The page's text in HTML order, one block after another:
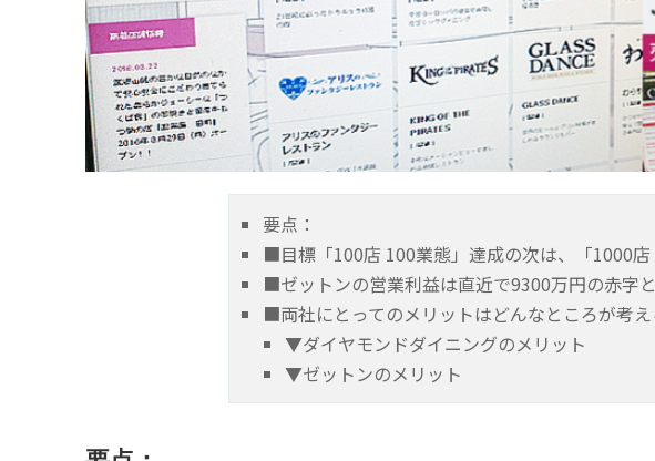
要点：
■目標「100店 100業態」達成の次は、「1000店
■ゼットンの営業利益は直近で9300万円の赤字
■両社にとってのメリットはどんなところが考
▼ダイヤモンドダイニングのメリット
▼ゼットンのメリット